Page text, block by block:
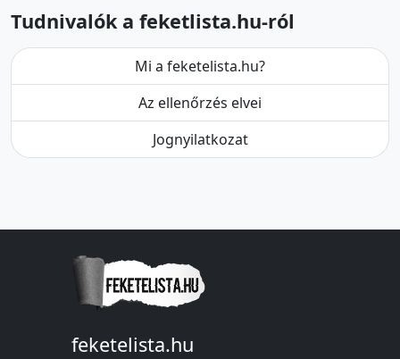
Tudnivalók a feketlista.hu-ról
Mi a feketelista.hu?
Az ellenőrzés elvei
Jognyilatkozat
feketelista.hu